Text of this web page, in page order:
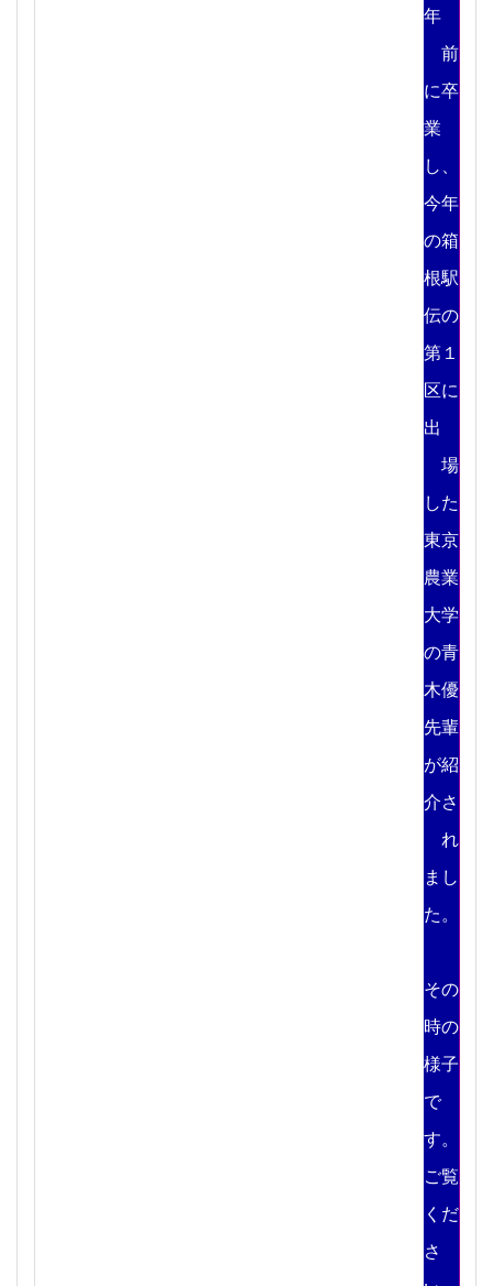
年
前
に卒
業
し、
今年
の箱
根駅
伝の
第１
区に
出
場
した
東京
農業
大学
の青
木優
先輩
が紹
介さ
れ
まし
た。
その
時の
様子
で
す。
ご覧
くだ
さ